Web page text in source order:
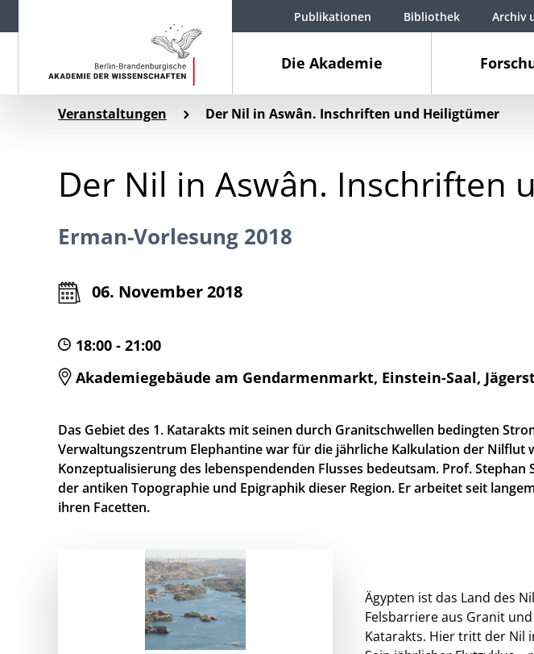
Die Akademie
Publikationen Bibliothek Archiv
Veranstaltungen Der Nil in Aswân. Inschriften und Heiligtümer
Der Nil in Aswân. Inschriften
Erman-Vorlesung 2018
06. November 2018
18:00 - 21:00
Akademiegebäude am Gendarmenmarkt, Einstein-Saal,
Das Gebiet des 1. Katarakts mit seinen durch Granitschwellen bedingten
Verwaltungszentrum Elephantine war für die jährliche Kalkulation der Nilflut
Konzeptualisierung des lebenspendenden Flusses bedeutsam. Prof.
der antiken Topographie und Epigraphik dieser Region. Er arbeitet seit
ihren Facetten.
Ägypten ist das Land des
Felsbarriere aus Granit
Katarakts. Hier tritt der Nil